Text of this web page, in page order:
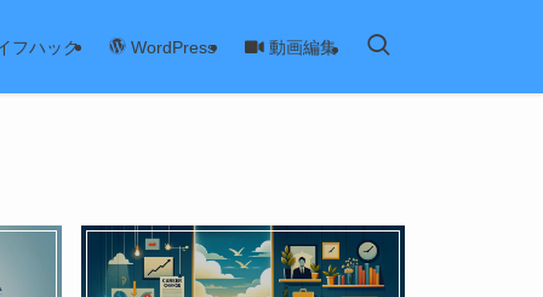
フハック WordPress 動画編集